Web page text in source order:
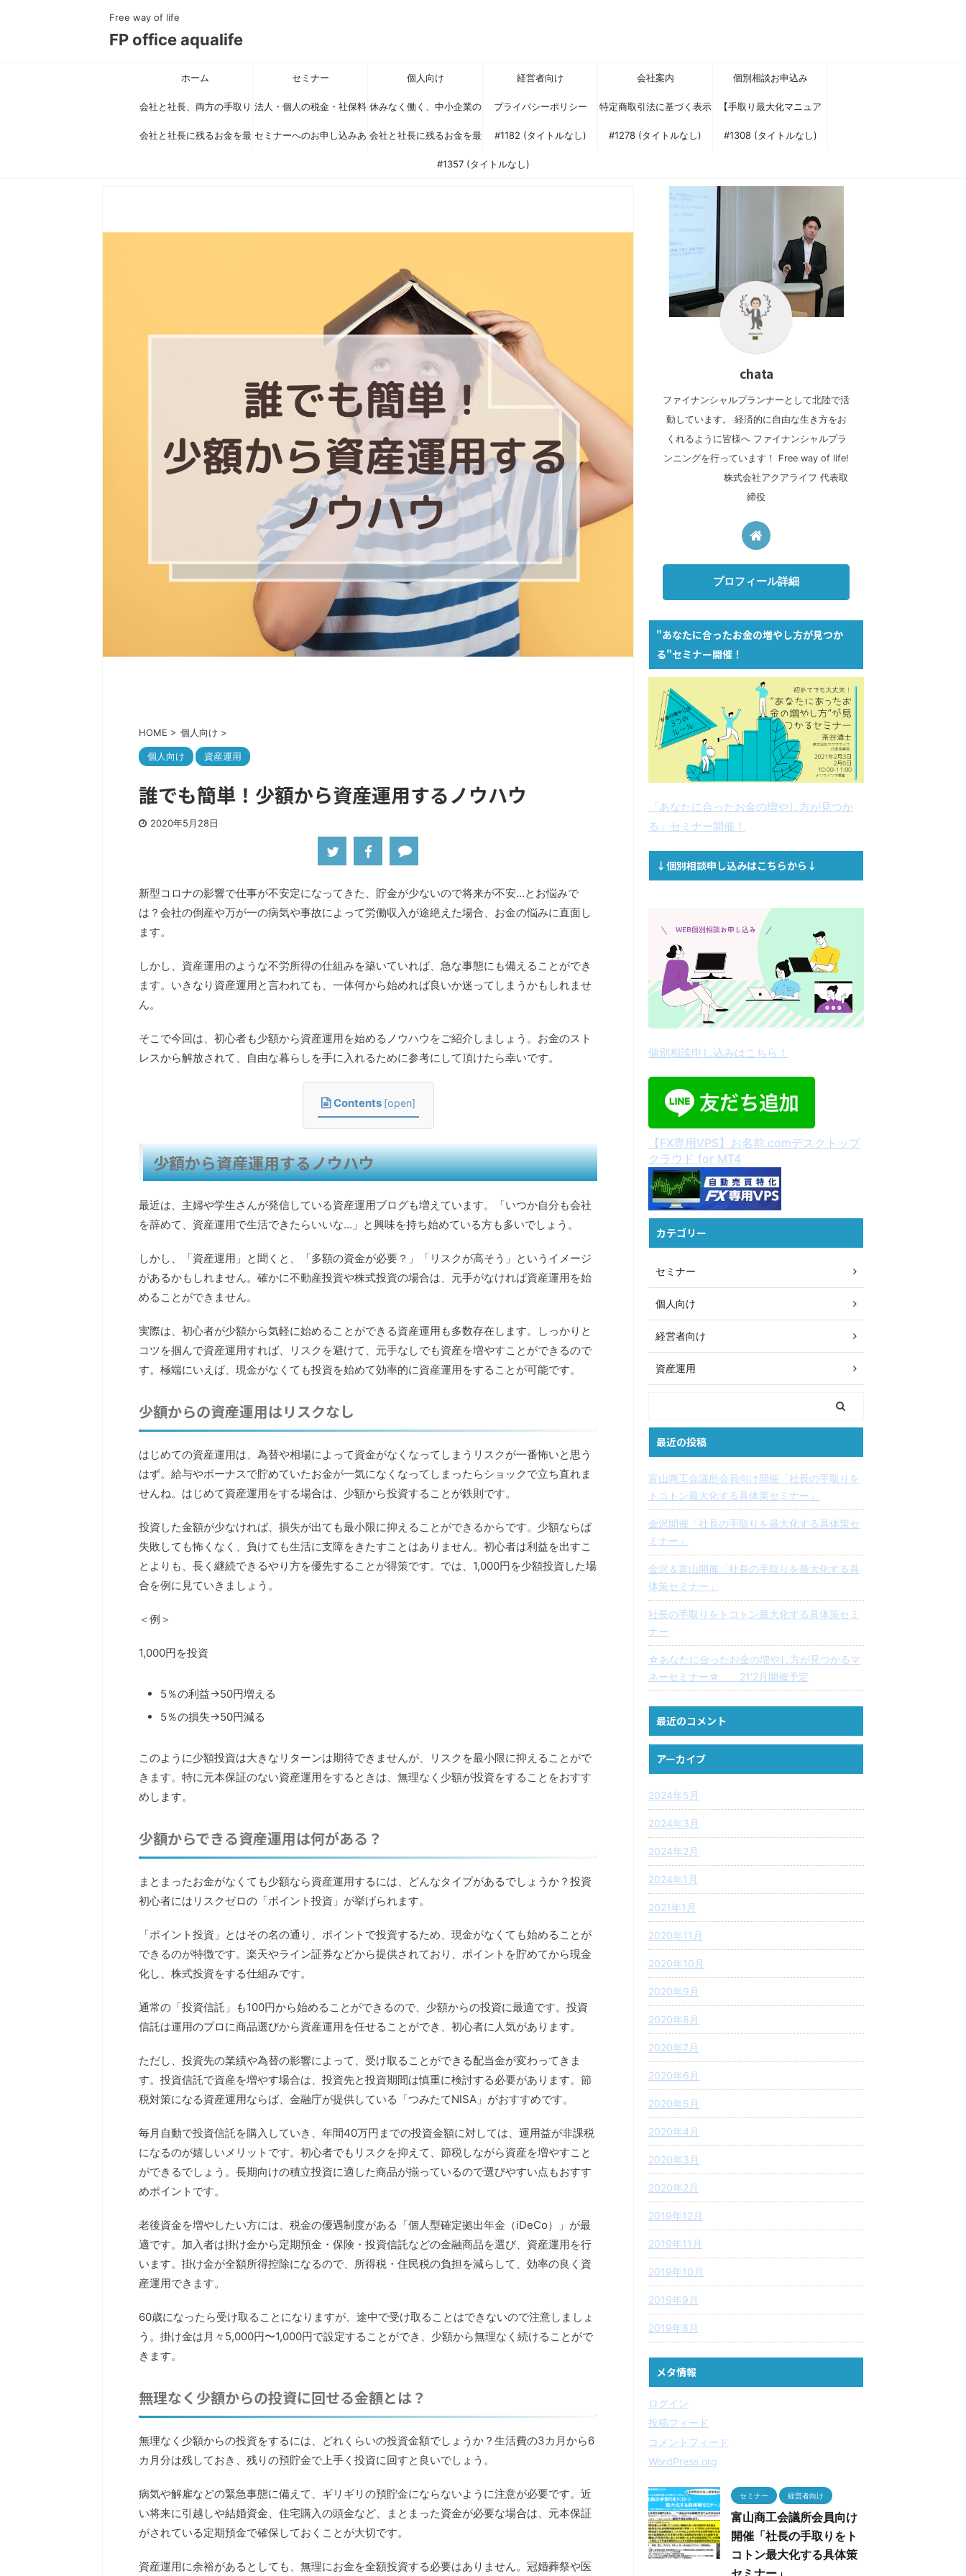
Free way of life
FP office aqualife
ホーム セミナー 個人向け 経営者向け 会社案内 個別相談お申込み
会社と社長、両方の手取り
を最大化する新スキーム公
法人・個人の税金・社保料
対策で手取り（可処分所
休みなく働く、中小企業の
社長様へ
プライバシーポリシー 特定商取引法に基づく表示 【手取り最大化マニュア
ル】に興味をお持ちいただ
会社と社長に残るお金を最 セミナーへのお申し込みあ 会社と社長に残るお金を最
大化する税対策セミナー
#1182 (タイトルなし) #1278 (タイトルなし) #1308 (タイトルなし)
#1357 (タイトルなし)
HOME > 個人向け >
個人向け 資産運用
誰でも簡単！少額から資産運用するノウハウ
2020年5月28日
新型コロナの影響で仕事が不安定になってきた、貯金が少ないので将来が不安…とお悩みで
は？会社の倒産や万が一の病気や事故によって労働収入が途絶えた場合、お金の悩みに直面し
ます。
しかし、資産運用のような不労所得の仕組みを築いていれば、急な事態にも備えることができ
ます。いきなり資産運用と言われても、一体何から始めれば良いか迷ってしまうかもしれませ
ん。
そこで今回は、初心者も少額から資産運用を始めるノウハウをご紹介しましょう。お金のスト
レスから解放されて、自由な暮らしを手に入れるために参考にして頂けたら幸いです。
Contents [open]
少額から資産運用するノウハウ
最近は、主婦や学生さんが発信している資産運用ブログも増えています。「いつか自分も会社
を辞めて、資産運用で生活できたらいいな…」と興味を持ち始めている方も多いでしょう。
しかし、「資産運用」と聞くと、「多額の資金が必要？」「リスクが高そう」というイメージ
があるかもしれません。確かに不動産投資や株式投資の場合は、元手がなければ資産運用を始
めることができません。
実際は、初心者が少額から気軽に始めることができる資産運用も多数存在します。しっかりと
コツを掴んで資産運用すれば、リスクを避けて、元手なしでも資産を増やすことができるので
す。極端にいえば、現金がなくても投資を始めて効率的に資産運用をすることが可能です。
少額からの資産運用はリスクなし
はじめての資産運用は、為替や相場によって資金がなくなってしまうリスクが一番怖いと思う
はず。給与やボーナスで貯めていたお金が一気になくなってしまったらショックで立ち直れま
せんね。はじめて資産運用をする場合は、少額から投資することが鉄則です。
投資した金額が少なければ、損失が出ても最小限に抑えることができるからです。少額ならば
失敗しても怖くなく、負けても生活に支障をきたすことはありません。初心者は利益を出すこ
とよりも、長く継続できるやり方を優先することが得策です。では、1,000円を少額投資した場
合を例に見ていきましょう。
＜例＞
1,000円を投資
5％の利益→50円増える
5％の損失→50円減る
このように少額投資は大きなリターンは期待できませんが、リスクを最小限に抑えることがで
きます。特に元本保証のない資産運用をするときは、無理なく少額が投資をすることをおすす
めします。
少額からできる資産運用は何がある？
まとまったお金がなくても少額なら資産運用するには、どんなタイプがあるでしょうか？投資
初心者にはリスクゼロの「ポイント投資」が挙げられます。
「ポイント投資」とはその名の通り、ポイントで投資するため、現金がなくても始めることが
できるのが特徴です。楽天やライン証券などから提供されており、ポイントを貯めてから現金
化し、株式投資をする仕組みです。
通常の「投資信託」も100円から始めることができるので、少額からの投資に最適です。投資
信託は運用のプロに商品選びから資産運用を任せることができ、初心者に人気があります。
ただし、投資先の業績や為替の影響によって、受け取ることができる配当金が変わってきま
す。投資信託で資産を増やす場合は、投資先と投資期間は慎重に検討する必要があります。節
税対策になる資産運用ならば、金融庁が提供している「つみたてNISA」がおすすめです。
毎月自動で投資信託を購入していき、年間40万円までの投資金額に対しては、運用益が非課税
になるのが嬉しいメリットです。初心者でもリスクを抑えて、節税しながら資産を増やすこと
ができるでしょう。長期向けの積立投資に適した商品が揃っているので選びやすい点もおすす
めポイントです。
老後資金を増やしたい方には、税金の優遇制度がある「個人型確定拠出年金（iDeCo）」が最
適です。加入者は掛け金から定期預金・保険・投資信託などの金融商品を選び、資産運用を行
います。掛け金が全額所得控除になるので、所得税・住民税の負担を減らして、効率の良く資
産運用できます。
60歳になったら受け取ることになりますが、途中で受け取ることはできないので注意しましょ
う。掛け金は月々5,000円〜1,000円で設定することができ、少額から無理なく続けることがで
きます。
無理なく少額からの投資に回せる金額とは？
無理なく少額からの投資をするには、どれくらいの投資金額でしょうか？生活費の3カ月から6
カ月分は残しておき、残りの預貯金で上手く投資に回すと良いでしょう。
病気や解雇などの緊急事態に備えて、ギリギリの預貯金にならないように注意が必要です。近
い将来に引越しや結婚資金、住宅購入の頭金など、まとまった資金が必要な場合は、元本保証
がされている定期預金で確保しておくことが大切です。
資産運用に余裕があるとしても、無理にお金を全額投資する必要はありません。冠婚葬祭や医
chata
ファイナンシャルプランナーとして北陸で活
動しています。 経済的に自由な生き方をお
くれるように皆様へ ファイナンシャルプラ
ンニングを行っています！ Free way of life!
株式会社アクアライフ 代表取
締役
プロフィール詳細
"あなたに合ったお金の増やし方が見つか
る"セミナー開催！
「あなたに合ったお金の増やし方が見つか
る」セミナー開催！
↓個別相談申し込みはこちらから↓
個別相談申し込みはこちら！
【FX専用VPS】お名前.comデスクトップ
クラウド for MT4
カテゴリー
セミナー
個人向け
経営者向け
資産運用
最近の投稿
富山商工会議所会員向け開催「社長の手取りを
トコトン最大化する具体策セミナー」
金沢開催「社長の手取りを最大化する具体策セ
ミナー」
金沢＆富山開催「社長の手取りを最大化する具
体策セミナー」
社長の手取りをトコトン最大化する具体策セミ
ナー
☆あなたに合ったお金の増やし方が見つかるマ
ネーセミナー☆ 21'2月開催予定
最近のコメント
アーカイブ
2024年5月
2024年3月
2024年2月
2024年1月
2021年1月
2020年11月
2020年10月
2020年9月
2020年8月
2020年7月
2020年6月
2020年5月
2020年4月
2020年3月
2020年2月
2019年12月
2019年11月
2019年10月
2019年9月
2019年8月
メタ情報
ログイン
投稿フィード
コメントフィード
WordPress.org
セミナー 経営者向け
富山商工会議所会員向け
開催「社長の手取りをト
コトン最大化する具体策